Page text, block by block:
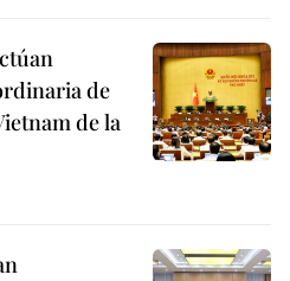
de
de la